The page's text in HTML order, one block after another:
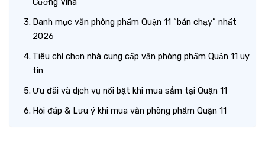
Danh mục văn phòng phẩm Quận 11 “bán chạy” nhất
2026
Tiêu chí chọn nhà cung cấp văn phòng phẩm Quận 11 uy
tín
Ưu đãi và dịch vụ nổi bật khi mua sắm tại Quận 11
Hỏi đáp & Lưu ý khi mua văn phòng phẩm Quận 11